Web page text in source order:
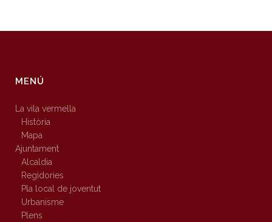
MENÚ
La vila vermella
Història
Mapa
Ajuntament
Alcaldia
Regidories
Pla local de joventut
Urbanisme
Plens